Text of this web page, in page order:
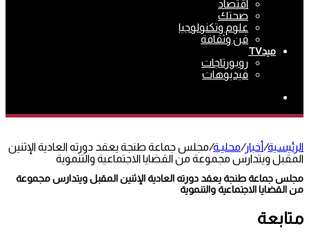
اقتصاد
صحتك
علوم وتكنولوجيا
فن وثقافة
ميدTV
روبورتاجات
فيديوهات
الرئيسية/أخبار/محليـة/مجلس جماعة طنجة يعقد دورته العادية الإثنين
المقبل ويتدارس مجموعة من القضايا الاجتماعية والتنموية
مجلس جماعة طنجة يعقد دورته العادية الإثنين المقبل ويتدارس مجموعة
من القضايا الاجتماعية والتنموية
متابعة